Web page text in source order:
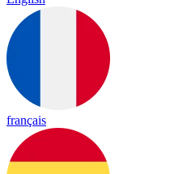
français